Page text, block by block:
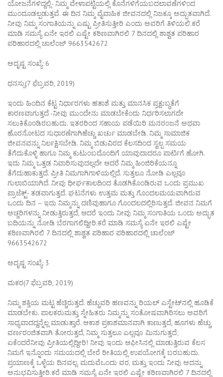
ಯೋಜನೆಗಳಿದ್ದಲ್ಲಿ- ನಿಮ್ಮ ವೇಳಾಪಟ್ಟಿಯಲ್ಲಿ ಕೊನೆಗಳಿಗೆಯಬದಲಾವಣೆಗಳಿಂದ
ಮುಂದೂಡಲ್ಪಡುತ್ತವೆ. ಈ ದಿನ ನಿಮ್ಮ ವೈವಾಹಿಕ ಜೀವನದಲ್ಲಿ ನಿಜಕ್ಕೂ ಅದ್ಭುತವಾಗಿದೆ.
ನೀವು ನಿಮ್ಮ ಸಂಗಾತಿಯನ್ನು ಎಷ್ಟು ಪ್ರೀತಿಸುತ್ತೀರಿ ಎಂದು ಅವರಿಗೆ ತಿಳಿಯಲಿ.ಕರೆ
ಮಾಡಿ ಸಮಸ್ಯೆ ಏನೇ ಇರಲಿ ಎಷ್ಟೇ ಕಠಿಣವಾಗಿರಲಿ 7 ದಿನದಲ್ಲಿ ಶಾಶ್ವತ ಪರಿಹಾರ
ಪರಿಹಾರದಲ್ಲಿ ಚಾಲೆಂಜ್ 9663542672
ಅದೃಷ್ಟ ಸಂಖ್ಯೆ: 6
ಧನಸ್ಸು(7 ಫೆಬ್ರವರಿ, 2019)
ಇಂದು ಹಿಂದಿನ ಕೆಟ್ಟ ನಿರ್ಧಾರಗಳು ಹತಾಶೆ ಮತ್ತು ಮಾನಸಿಕ ಪ್ರಕ್ಷುಬ್ಧತೆಗೆ
ಕಾರಣವಾಗುತ್ತದೆ -ನೀವು ಮುಂದೇನು ಮಾಡಬೇಕೆಂದು ನಿರ್ಧರಿಸಲಾಗದೇ
ಸಲುಕಿಕೊಂಡಿರಬಹುದು. ಇತರರಿಂದ ಸಹಾಯ ಪಡೆಯಿರಿ ಮನರಂಜನೆ ಅಥವಾ
ಹೊರನೋಟದ ಸುಧಾರಣೆಗಾಗಿಹೆಚ್ಚು ಖರ್ಚು ಮಾಡಬೇಡಿ. ನಿಮ್ಮ ಸಾಮಾಜಿಕ
ಜೀವನವನ್ನು ನಿರ್ಲಕ್ಷಿಸಬೇಡಿ. ನಿಮ್ಮ ಬಿಡುವಿರದ ಕೆಲಸದಿಂದ ಸ್ವಲ್ಪ ಸಮಯ
ತೆಗೆದುಕೊಳ್ಳಿ ಹಾಗೂ ನಿಮ್ಮ ಕುಟುಂಬದೊಂದಿಗೆ ಯಾವುದಾದರೂ ಪಾರ್ಟಿಗೆ ಹೋಗಿ.
ಇದು ನಿಮ್ಮ ಒತ್ತಡ ನಿವಾರಿಸುವುದಲ್ಲದೇ ಆದರೆ ನಿಮ್ಮ ಹಿಂಜಿರಿಕೆಯನ್ನೂ
ತೆಗೆದುಹಾಕುತ್ತದೆ. ಪ್ರೀತಿ ನಿಮಗಾಗಿಗಾಳಿಯಲ್ಲಿದೆ. ಸುತ್ತಲೂ ನೋಡಿ ಎಲ್ಲವೂ
ಗುಲಾಬಿಯಾಗಿದೆ. ನೀವು ಧೀರ್ಘಕಾಲದಿಂದ ತೊಡಗಿಕೊಂಡಿರುವ ಒಂದು ಪ್ರಮುಖ
ಪ್ರಾಜೆಕ್ಟ್- ತಡವಾಗುತ್ತದೆ. ಘಟನೆಗಳು ಉತ್ತಮ ಮತ್ತು ಗೊಂದಲಮಯವಾಗಿರುವ
ಒಂದು ದಿನ – ಇದು ನಿಮ್ಮನ್ನು ದಣಿವುಹಾಗೂ ಗೊಂದಲದಲ್ಲಿರಿಸುತ್ತದೆ. ಜೀವನ ನಿಮಗೆ
ಅಚ್ಚರಿಗಳನ್ನು ನೀಡುತ್ತಿರುತ್ತದೆ, ಆದರೆ ಇಂದು ನೀವು ನಿಮ್ಮ ಸಂಗಾತಿಯ ಒಂದು ಅದ್ಭುತ
ಬದಿಯನ್ನು ನೋಡಿ ಬೆರಗಾಗಲಿದ್ದೀರಿ.ಕರೆ ಮಾಡಿ ಸಮಸ್ಯೆ ಏನೇ ಇರಲಿ ಎಷ್ಟೇ
ಕಠಿಣವಾಗಿರಲಿ 7 ದಿನದಲ್ಲಿ ಶಾಶ್ವತ ಪರಿಹಾರ ಪರಿಹಾರದಲ್ಲಿ ಚಾಲೆಂಜ್
9663542672
ಅದೃಷ್ಟ ಸಂಖ್ಯೆ: 3
ಮಕರ(7 ಫೆಬ್ರವರಿ, 2019)
ನಿಮ್ಮ ಶಕ್ತಿಯ ಮಟ್ಟ ಹೆಚ್ಚಿರುತ್ತದೆ. ಹೆಚ್ಚುವರಿ ಹಣವನ್ನು ರಿಯಲ್ ಎಸ್ಟೇಟ್‌ನಲ್ಲಿ ಹೂಡಿಕೆ
ಮಾಡಬೇಕು. ಪಾಲಕರುಮತ್ತು ಸ್ನೇಹಿತರು ನಿಮ್ಮನ್ನು ಸಂತೋಷವಾಗಿರಿಸಲು ಅವರಿಗೆ
ಸಾಧ್ಯವಾದದ್ದನ್ನೆಲ್ಲ ಮಾಡುತ್ತಾರೆ. ಆಕಾಶ ಪ್ರಕಾಶಮಾನವಾಗಿ ಕಾಣುತ್ತದೆ, ಹೂಗಳು ಹೆಚ್ಚು
ವರ್ಣರಂಜಿತವಾಗಿ ತೋರುತ್ತದೆ, ನಿಮ್ಮ ಸುತ್ತಲೂ ಎಲ್ಲವೂ ಮಿನುಗುತ್ತದೆ;
ಏಕೆಂದರೆನೀವು ಪ್ರೀತಿಯಲ್ಲಿದ್ದೀರಿ! ನೀವು ಇಂದು ಆಫೀಸಿನಲ್ಲಿ ಮಾಡುತ್ತಿರುವ ಕೆಲಸ
ನಿಮಗೆ ಇನ್ನೊಂದು ಸಮಯದಲ್ಲಿ ಬೇರೆ ರೀತಿಯಲ್ಲಿ ಉಪಯೋಗಕ್ಕೆ ಬರಬಹುದು.
ಪ್ರಯಾಣಕ್ಕೆ ಒಳ್ಳೆಯ ದಿನವಲ್ಲ. ಮದುವೆಒಂದು ವರ, ಮತ್ತು ಇಂದು ನೀವು ಅದನ್ನು
ಅನುಭವಿಸುತ್ತೀರಿ.ಕರೆ ಮಾಡಿ ಸಮಸ್ಯೆ ಏನೇ ಇರಲಿ ಎಷ್ಟೇ ಕಠಿಣವಾಗಿರಲಿ 7 ದಿನದಲ್ಲಿ